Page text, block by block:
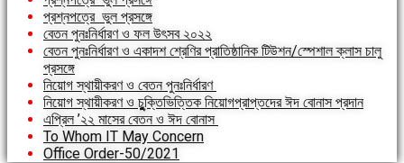
প্রশ্নপত্রে ভুল প্রসঙ্গে
বেতন পুনঃনির্ধারণ ও ফল উৎসব ২০২২
বেতন পুনঃনির্ধারণ ও একাদশ শ্রেণির প্রাতিষ্ঠানিক টিউশন/স্পেশাল ক্লাস চালু
প্রসঙ্গে
নিয়োগ স্থায়ীকরণ ও বেতন পুনঃনির্ধারণ
নিয়োগ স্থায়ীকরণ ও চুু্ুক্তিভিত্তিক নিয়োগপ্রাপ্তদের ঈদ বোনাস প্রদান
এপ্রিল ’২২ মাসের বেতন ও ঈদ বোনাস
To Whom IT May Concern
Office Order-50/2021